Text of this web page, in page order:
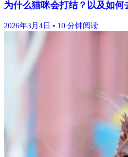
为什么猫咪会打结？以及如何
2026年3月4日 • 10 分钟阅读